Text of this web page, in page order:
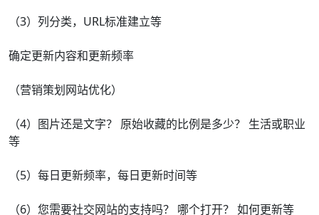
（3）列分类，URL标准建立等
确定更新内容和更新频率
（营销策划网站优化）
（4）图片还是文字？ 原始收藏的比例是多少？ 生活或职业
等
（5）每日更新频率，每日更新时间等
（6）您需要社交网站的支持吗？ 哪个打开？ 如何更新等